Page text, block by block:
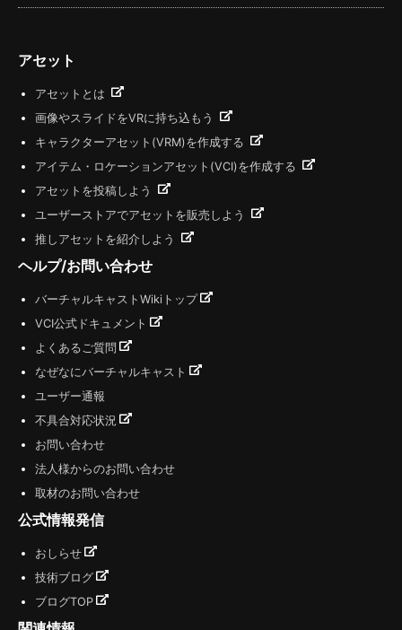
アセット
アセットとは
画像やスライドをVRに持ち込もう
キャラクターアセット(VRM)を作成する
アイテム・ロケーションアセット(VCI)を作成する
アセットを投稿しよう
ユーザーストアでアセットを販売しよう
推しアセットを紹介しよう
ヘルプ/お問い合わせ
バーチャルキャストWikiトップ
VCI公式ドキュメント
よくあるご質問
なぜなにバーチャルキャスト
ユーザー通報
不具合対応状況
お問い合わせ
法人様からのお問い合わせ
取材のお問い合わせ
公式情報発信
おしらせ
技術ブログ
ブログTOP